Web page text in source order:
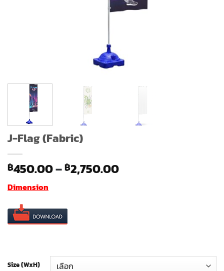
J-Flag (Fabric)
฿450.00–฿2,750.00Price
Dimension
Size (WxH)